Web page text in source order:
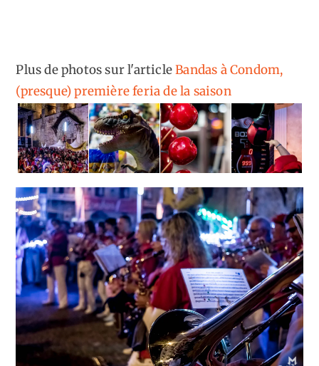
Plus de photos sur l'articleBandas à Condom,
(presque) première feria de la saison